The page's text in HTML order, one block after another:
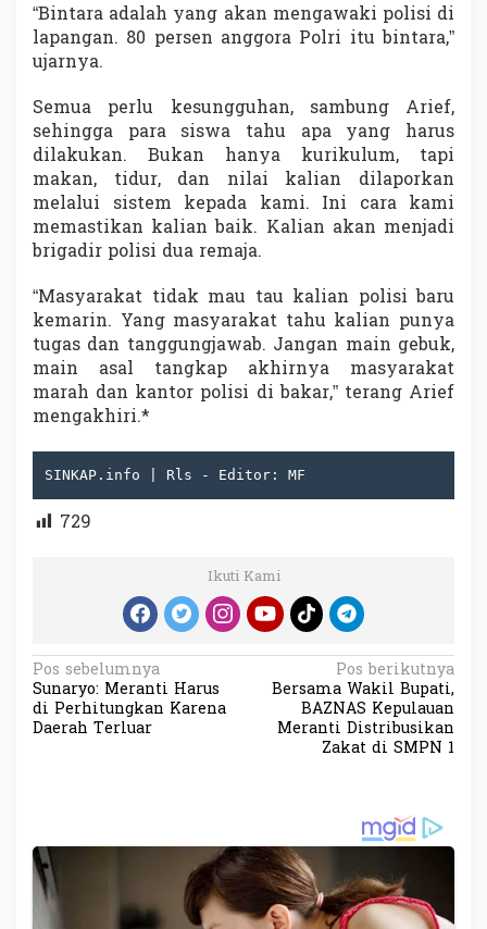
“Bintara adalah yang akan mengawaki polisi di
lapangan. 80 persen anggora Polri itu bintara,”
ujarnya.
Semua perlu kesungguhan, sambung Arief,
sehingga para siswa tahu apa yang harus
dilakukan. Bukan hanya kurikulum, tapi
makan, tidur, dan nilai kalian dilaporkan
melalui sistem kepada kami. Ini cara kami
memastikan kalian baik. Kalian akan menjadi
brigadir polisi dua remaja.
“Masyarakat tidak mau tau kalian polisi baru
kemarin. Yang masyarakat tahu kalian punya
tugas dan tanggungjawab. Jangan main gebuk,
main asal tangkap akhirnya masyarakat
marah dan kantor polisi di bakar,” terang Arief
mengakhiri.*
SINKAP.info | Rls - Editor: MF
729
Ikuti Kami
N
a
v
s
i
p
Pos sebelumnya
Sunaryo: Meranti Harus
di Perhitungkan Karena
Daerah Terluar
Pos berikutnya
Bersama Wakil Bupati,
BAZNAS Kepulauan
Meranti Distribusikan
Zakat di SMPN 1